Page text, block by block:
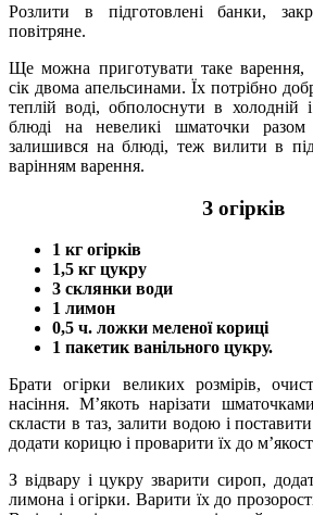
Розлити в підготовлені банки,
повітряне.
Ще можна приготувати таке
сік двома апельсинами. Їх потрібно
теплій воді, обполоснути в холодній
блюді на невеликі шматочки
залишився на блюді, теж вилити в
варінням варення.
З огірків
1 кг огірків
1,5 кг цукру
3 склянки води
1 лимон
0,5 ч. ложки меленої кориці
1 пакетик ванільного цукру.
Брати огірки великих розмірів,
насіння. М’якоть нарізати
скласти в таз, залити водою і
додати корицю і проварити їх до
З відвару і цукру зварити сироп,
лимона і огірки. Варити їх до